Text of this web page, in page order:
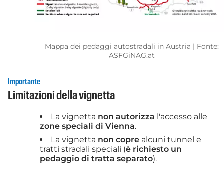
Mappa dei pedaggi autostradali in Austria | Fonte:
ASFGiNAG.at
Importante
Limitazioni della vignetta
La vignetta non autorizza l'accesso alle
zone speciali di Vienna.
La vignetta non copre alcuni tunnel e
tratti stradali speciali (è richiesto un
pedaggio di tratta separato).